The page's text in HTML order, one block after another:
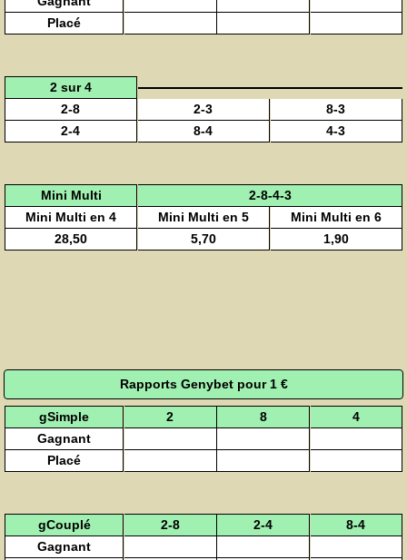
Placé
2 sur 4
2-8
2-3
8-3
2-4
8-4 4-3
Mini Multi
2-8-4-3
Mini Multi en 4
Mini Multi en 5
Mini Multi en 6
28,50
5,70 1,90
Rapports Genybet pour 1 €
gSimple 2 8
4
Gagnant
Placé
gCouplé 2-8 2-4
8-4
Gagnant